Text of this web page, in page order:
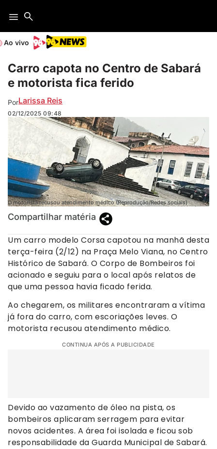
Ao vivo
Carro capota no Centro de Sabará
e motorista fica ferido
PorLarissa Reis
02/12/2025 09:48
O motorista recusou atendimento médico (Reprodução/Redes sociais)
Compartilhar matéria
Um carro modelo Corsa capotou na manhã desta
terça-feira (2/12) na Praça Melo Viana, no Centro
Histórico de Sabará. O Corpo de Bombeiros foi
acionado e seguiu para o local após relatos de
que uma pessoa havia ficado ferida.
Ao chegarem, os militares encontraram a vítima
já fora do carro, com escoriações leves. O
motorista recusou atendimento médico.
CONTINUA APÓS A PUBLICIDADE
Devido ao vazamento de óleo na pista, os
bombeiros aplicaram serragem para evitar
novos acidentes. A área foi isolada e ficou sob
responsabilidade da Guarda Municipal de Sabará.